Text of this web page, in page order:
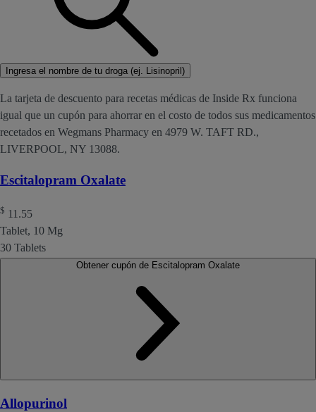
Ingresa el nombre de tu droga (ej. Lisinopril)
La tarjeta de descuento para recetas médicas de Inside Rx funciona
igual que un cupón para ahorrar en el costo de todos sus medicamentos
recetados en Wegmans Pharmacy en 4979 W. TAFT RD.,
LIVERPOOL, NY 13088.
Escitalopram Oxalate
$ 11.55
Tablet, 10 Mg
30 Tablets
Allopurinol